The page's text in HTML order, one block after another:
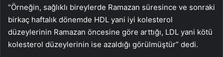
“Örneğin, sağlıklı bireylerde Ramazan süresince ve sonraki
birkaç haftalık dönemde HDL yani iyi kolesterol
düzeylerinin Ramazan öncesine göre arttığı, LDL yani kötü
kolesterol düzeylerinin ise azaldığı görülmüştür” dedi.